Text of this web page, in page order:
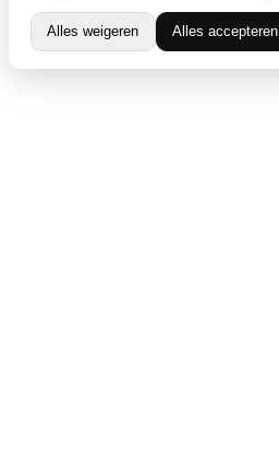
Alles weigeren Alles accepteren